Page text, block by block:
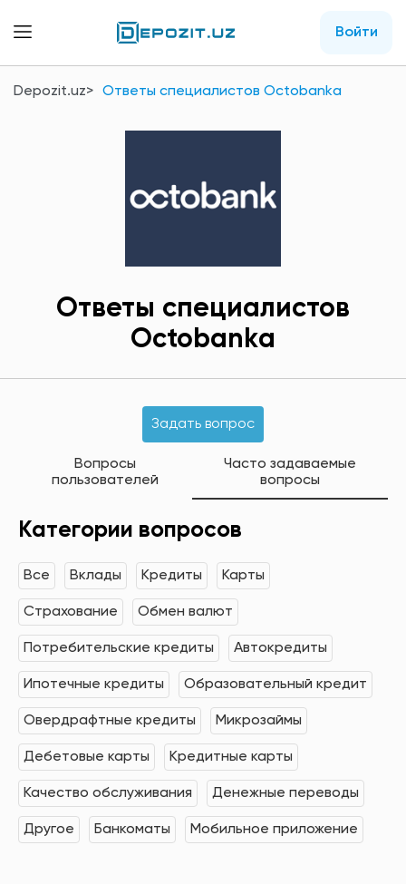
Войти
Depozit.uz Ответы специалистов Octobankа
Ответы специалистов
Octobankа
Задать вопрос
Вопросы
пользователей
Часто задаваемые
вопросы
Категории вопросов
Все Вклады Кредиты Карты
Страхование Обмен валют
Потребительские кредиты Автокредиты
Ипотечные кредиты Образовательный кредит
Овердрафтные кредиты Микрозаймы
Дебетовые карты Кредитные карты
Качество обслуживания Денежные переводы
Другое Банкоматы Мобильное приложение